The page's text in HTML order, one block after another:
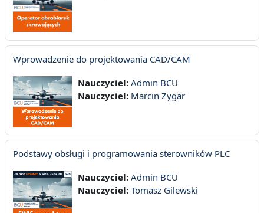
Wprowadzenie do projektowania CAD/CAM
Nauczyciel: Admin BCU
Nauczyciel: Marcin Zygar
Podstawy obsługi i programowania sterowników PLC
Nauczyciel: Admin BCU
Nauczyciel: Tomasz Gilewski